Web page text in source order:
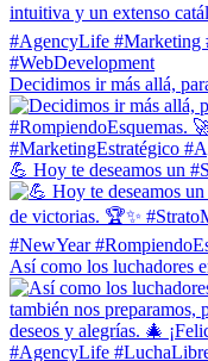
Decidimos ir más allá,
💪 Hoy te deseamos un
Así como los luchadores